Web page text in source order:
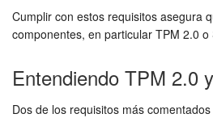
Cumplir con estos requisitos asegura
componentes, en particular TPM 2.0
Entendiendo TPM 2.0
Dos de los requisitos más